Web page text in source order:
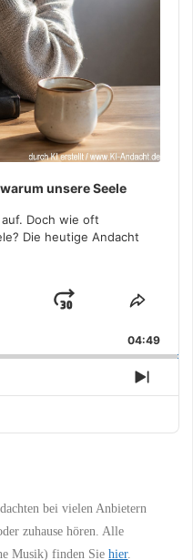
unsere Seele
Doch wie oft
Die heutige Andacht
Jump
Forward
Share
04:49
Next
bei vielen Anbietern
zuhause hören. Alle
Musik) finden Siehier.